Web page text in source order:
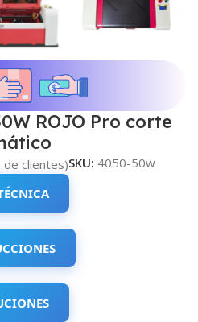
ROJO Pro corte
de clientes)SKU: 4050-50w